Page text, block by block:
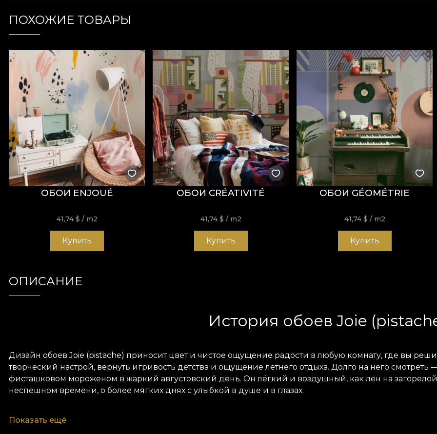
ПОХОЖИЕ ТОВАРЫ
ОБОИ ENJOUÉ
41,74 $ / m2
Купить
ОБОИ CRÉATIVITÉ
41,74 $ / m2
Купить
ОБОИ GÉOMÉTRIE
41,74 $ / m2
Купить
ОПИСАНИЕ
История обоев Joie
Дизайн обоев Joie (pistache) приносит цвет и чистое ощущение радости в любую комнату, где вы
творческий настрой, вернуть игривость детства и ощущение летнего отдыха. Долго на него
фисташковом мороженом в жаркий августовский день. Он лёгкий и воздушный, как лен на
неспешном времени, о более мягких днях с улыбкой в душе и в глазах.
смягчает черты дизайна и делает его подходящим для любой комнаты, независимо от стиля
Показать ещё